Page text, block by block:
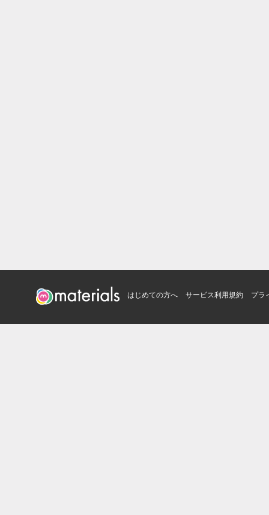
はじめての方へ サービス利用規約 プラ